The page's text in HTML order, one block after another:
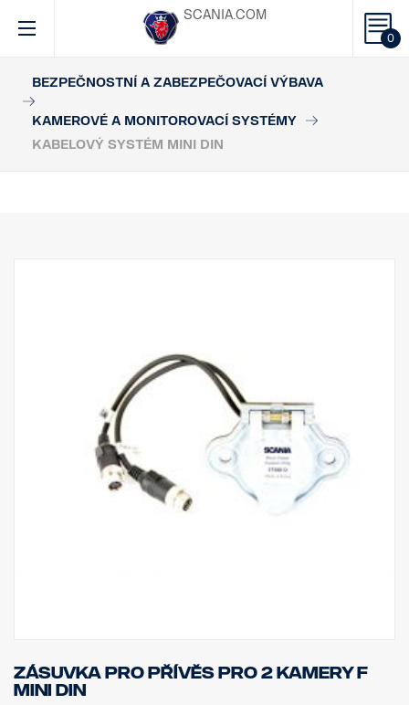
0
SCANIA.COM
BEZPEČNOSTNÍ A ZABEZPEČOVACÍ VÝBAVA
KAMEROVÉ A MONITOROVACÍ SYSTÉMY
KABELOVÝ SYSTÉM MINI DIN
Zásuvka pro přívěs pro 2 kamery F
MINI DIN